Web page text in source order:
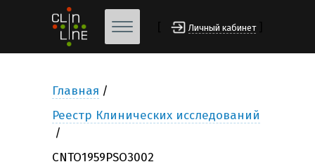
Личный кабинет
Главная
Реестр Клинических исследований
CNTO1959PSO3002